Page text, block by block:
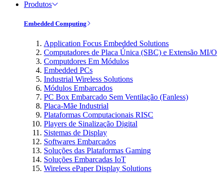
Produtos
Embedded Computing
Application Focus Embedded Solutions
Computadores de Placa Única (SBC) e Extensão MI/O
Computdores Em Módulos
Embedded PCs
Industrial Wireless Solutions
Módulos Embarcados
PC Box Embarcado Sem Ventilação (Fanless)
Placa-Mãe Industrial
Plataformas Computacionais RISC
Players de Sinalização Digital
Sistemas de Display
Softwares Embarcados
Soluções das Plataformas Gaming
Soluções Embarcadas IoT
Wireless ePaper Display Solutions